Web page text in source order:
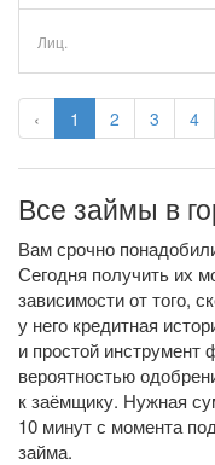
‹ 1 2 3 4
Лиц.
Все займы в
Вам срочно
Сегодня получить их
зависимости от того,
у него кредитная
и простой инструмент
вероятностью
к заёмщику. Нужная
10 минут с момента
займа.